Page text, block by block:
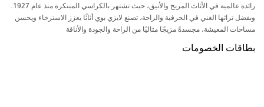
رائدة عالمية في الأثاث المريح والأنيق، حيث تشتهر بالكراسي المبتكرة منذ عام 1927.
وبفضل تراثها الغني في الحرفية والراحة، تصنع لايزي بوي أثاثًا يعزز الاسترخاء ويحسن
مساحات المعيشة، مجسدةً مزيجًا مثاليًا من الراحة والجودة والأناقة
بطاقات الخصومات